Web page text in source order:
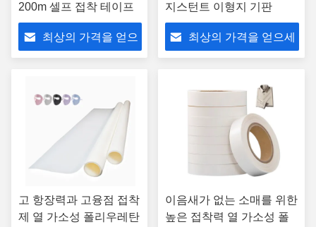
200m 셀프 접착 테이프
최상의 가격을 얻으
지스턴트 이형지 기판
최상의 가격을 얻으세
고 항장력과 고융점 접착
제 열 가소성 폴리우레탄
이음새가 없는 소매를 위한
높은 접착력 열 가소성 폴